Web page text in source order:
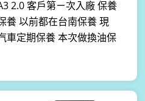
2.0 客戶第ㄧ次入廠 保養
養 以前都在台南保養 現
車定期保養 本次做換油保